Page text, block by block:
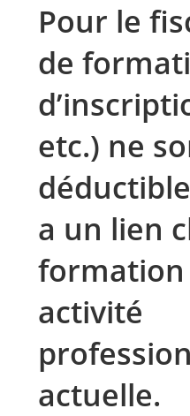
Pour le
de
etc.) ne
a un lien
activité
actuelle.